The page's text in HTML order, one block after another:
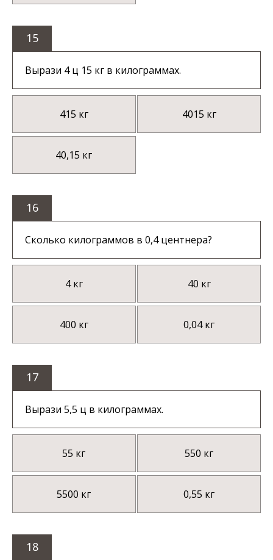
15
Вырази 4 ц 15 кг в килограммах.
415 кг 4015 кг
40,15 кг
16
Сколько килограммов в 0,4 центнера?
4 кг 40 кг
400 кг 0,04 кг
17
Вырази 5,5 ц в килограммах.
55 кг 550 кг
5500 кг 0,55 кг
18